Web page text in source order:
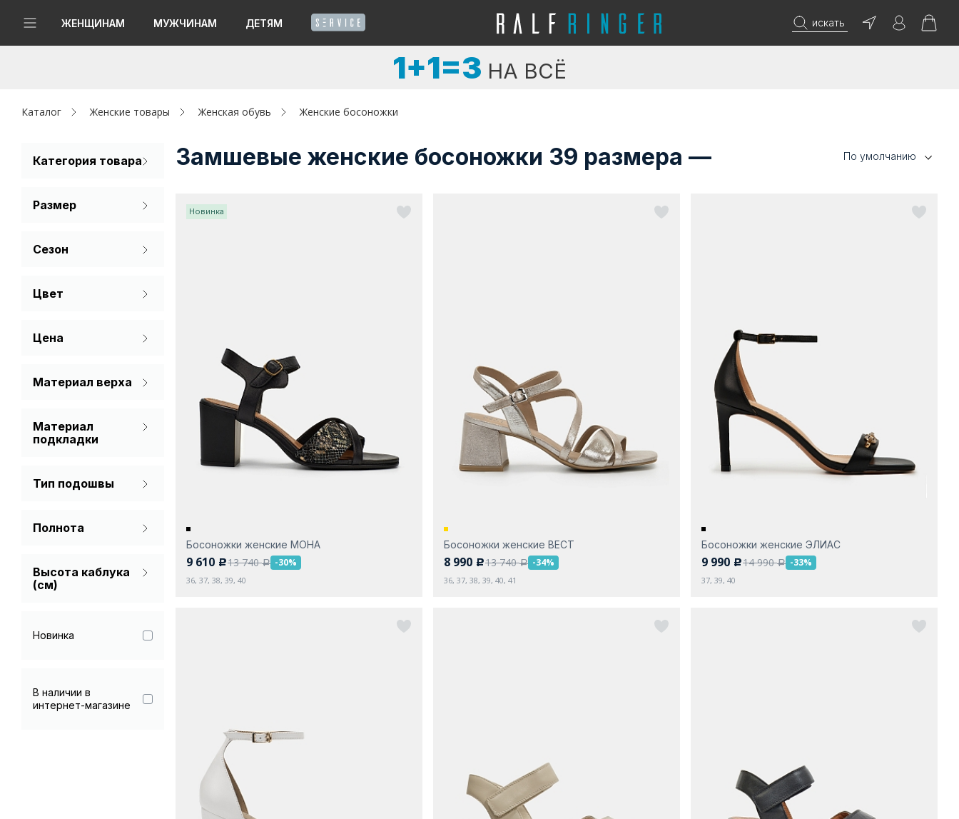
ЖЕНЩИНАМ МУЖЧИНАМ ДЕТЯМ искать
Женщинам
Капсула
Аутлет
1+1=3 НА ВСЁ
Каталог Женские товары Женская обувь Женские босоножки
Категория товара
Размер
Сезон
Цвет
Фиолетовый
Цена
Материал верха
Материал
подкладки
Синтетический
Тип подошвы
Танкетка
Полнота
Стандарт
Высота каблука
(см)
Новинка
В наличии в
интернет-магазине
Замшевые женские босоножки 39 размера — По умолчанию
Новинка
Босоножки женские МОНА
9 610 c13 740a -30%
36, 37, 38, 39, 40
Босоножки женские ВЕСТ
8 990 c13 740a -34%
36, 37, 38, 39, 40, 41
Босоножки женские ЭЛИАС
9 990 c14 990a -33%
37, 39, 40